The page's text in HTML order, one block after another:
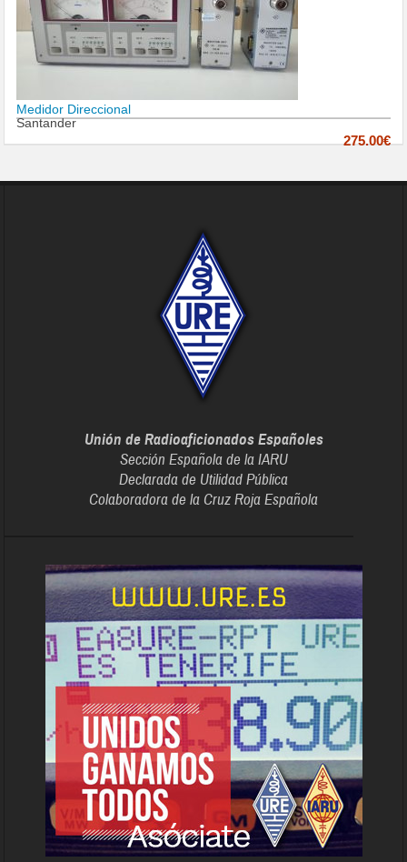
Medidor Direccional
Santander
275.00€
Unión de Radioaficionados Españoles
Sección Española de la IARU
Declarada de Utilidad Pública
Colaboradora de la Cruz Roja Española